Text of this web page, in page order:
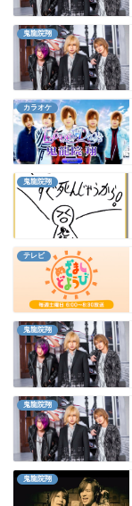
鬼龍院翔
カラオケ
鬼龍院翔
テレビ
鬼龍院翔
鬼龍院翔
鬼龍院翔